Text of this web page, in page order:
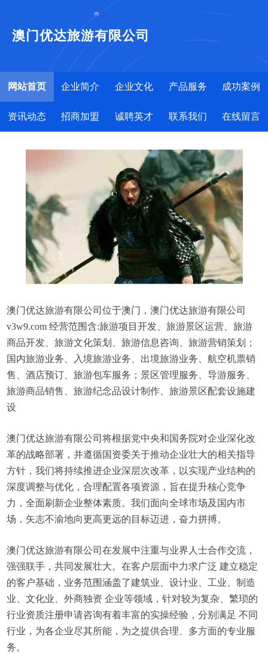
澳门优达旅游有限公司
网站首页 企业简介 企业文化 产品服务 成功案例
资讯动态 招商加盟 诚聘英才 联系我们 在线留言
澳门优达旅游有限公司位于澳门，澳门优达旅游有限公司
v3w9.com 经营范围含:旅游项目开发、旅游景区运营、旅游
商品开发、旅游文化策划、旅游信息咨询、旅游营销策划；
国内旅游业务、入境旅游业务、出境旅游业务、航空机票销
售、酒店预订、旅游包车服务；景区管理服务、导游服务、
旅游商品销售、旅游纪念品设计制作、旅游景区配套设施建
设
澳门优达旅游有限公司将根据党中央和国务院对企业深化改
革的战略部署，并遵循国资委关于推动企业壮大的相关指导
方针，我们将持续推进企业深层次改革，以实现产业结构的
深度调整与优化，合理配置各项资源，旨在提升核心竞争
力，全面刷新企业整体素质。我们面向全球市场及国内市
场，矢志不渝地向更高更远的目标迈进，奋力拼搏。
澳门优达旅游有限公司在发展中注重与业界人士合作交流，
强强联手，共同发展壮大。在客户层面中力求广泛 建立稳定
的客户基础，业务范围涵盖了建筑业、设计业、工业、制造
业、文化业、外商独资 企业等领域，针对较为复杂、繁琐的
行业资质注册申请咨询有着丰富的实操经验，分别满足 不同
行业，为各企业尽其所能，为之提供合理、多方面的专业服
务。